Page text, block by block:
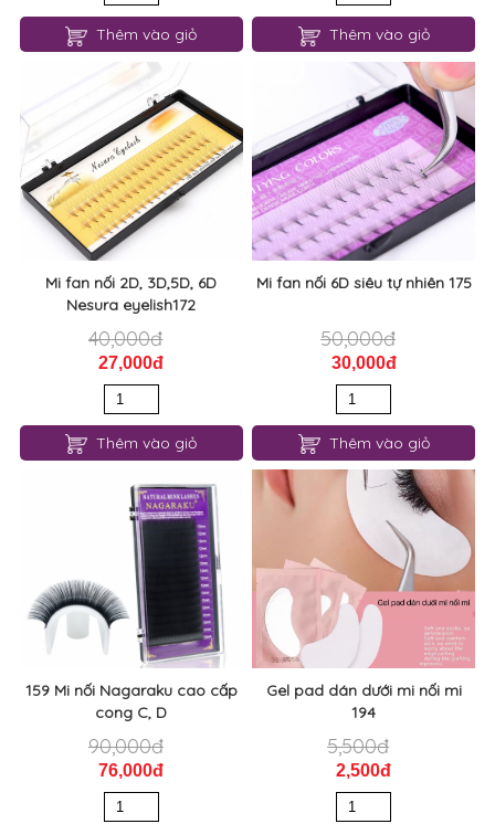
Thêm vào giỏ Thêm vào giỏ
Mi fan nối 2D, 3D,5D, 6D
Nesura eyelish172
40,000đ
27,000đ
Thêm vào giỏ
Mi fan nối 6D siêu tự nhiên 175
50,000đ
30,000đ
Thêm vào giỏ
159 Mi nối Nagaraku cao cấp
cong C, D
90,000đ
76,000đ
Gel pad dán dưới mi nối mi
194
5,500đ
2,500đ